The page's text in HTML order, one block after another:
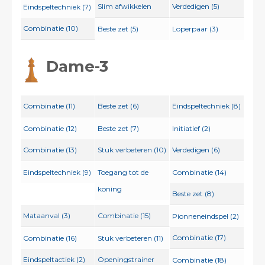
Eindspeltechniek (7) Slim afwikkelen Verdedigen (5)
Combinatie (10) Beste zet (5) Loperpaar (3)
Dame-3
Combinatie (11) Beste zet (6) Eindspeltechniek (8)
Combinatie (12) Beste zet (7) Initiatief (2)
Combinatie (13) Stuk verbeteren (10) Verdedigen (6)
Eindspeltechniek (9)
Toegang tot de
koning
Combinatie (14)
Beste zet (8)
Mataanval (3) Combinatie (15) Pionneneindspel (2)
Combinatie (16) Stuk verbeteren (11) Combinatie (17)
Eindspeltactiek (2)
Openingstrainer
Combinatie (18)